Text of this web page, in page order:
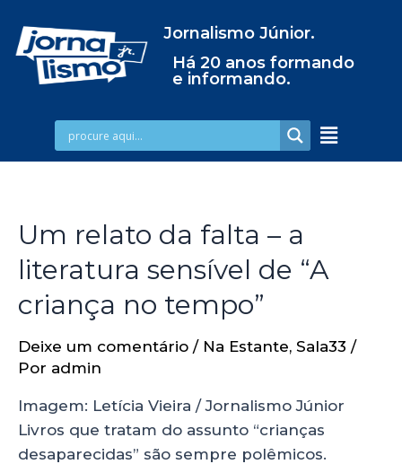
Jornalismo Júnior.
Há 20 anos formando
e informando.
Um relato da falta – a
literatura sensível de “A
criança no tempo”
Deixe um comentário / Na Estante, Sala33 /
Por admin
Imagem: Letícia Vieira / Jornalismo Júnior
Livros que tratam do assunto “crianças
desaparecidas” são sempre polêmicos.